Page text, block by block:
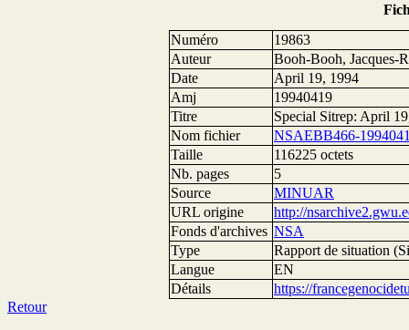
Numéro
19863
Auteur
Booh-Booh, Jacques-
Date
April 19, 1994
Amj
19940419
Titre
Special Sitrep: April
Nom fichier
NSAEBB466-
Taille
116225 octets
Nb. pages
5
Source
MINUAR
URL origine
http://
Fonds d'archives NSA
Type
Rapport de situation
Langue
EN
Détails
https://
Retour